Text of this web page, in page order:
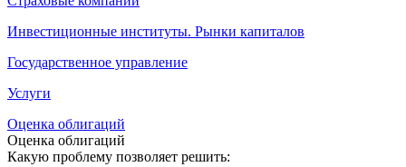
Инвестиционные институты. Рынки капиталов
Государственное управление
Услуги
Оценка облигаций
Оценка облигаций
Какую проблему позволяет решить: